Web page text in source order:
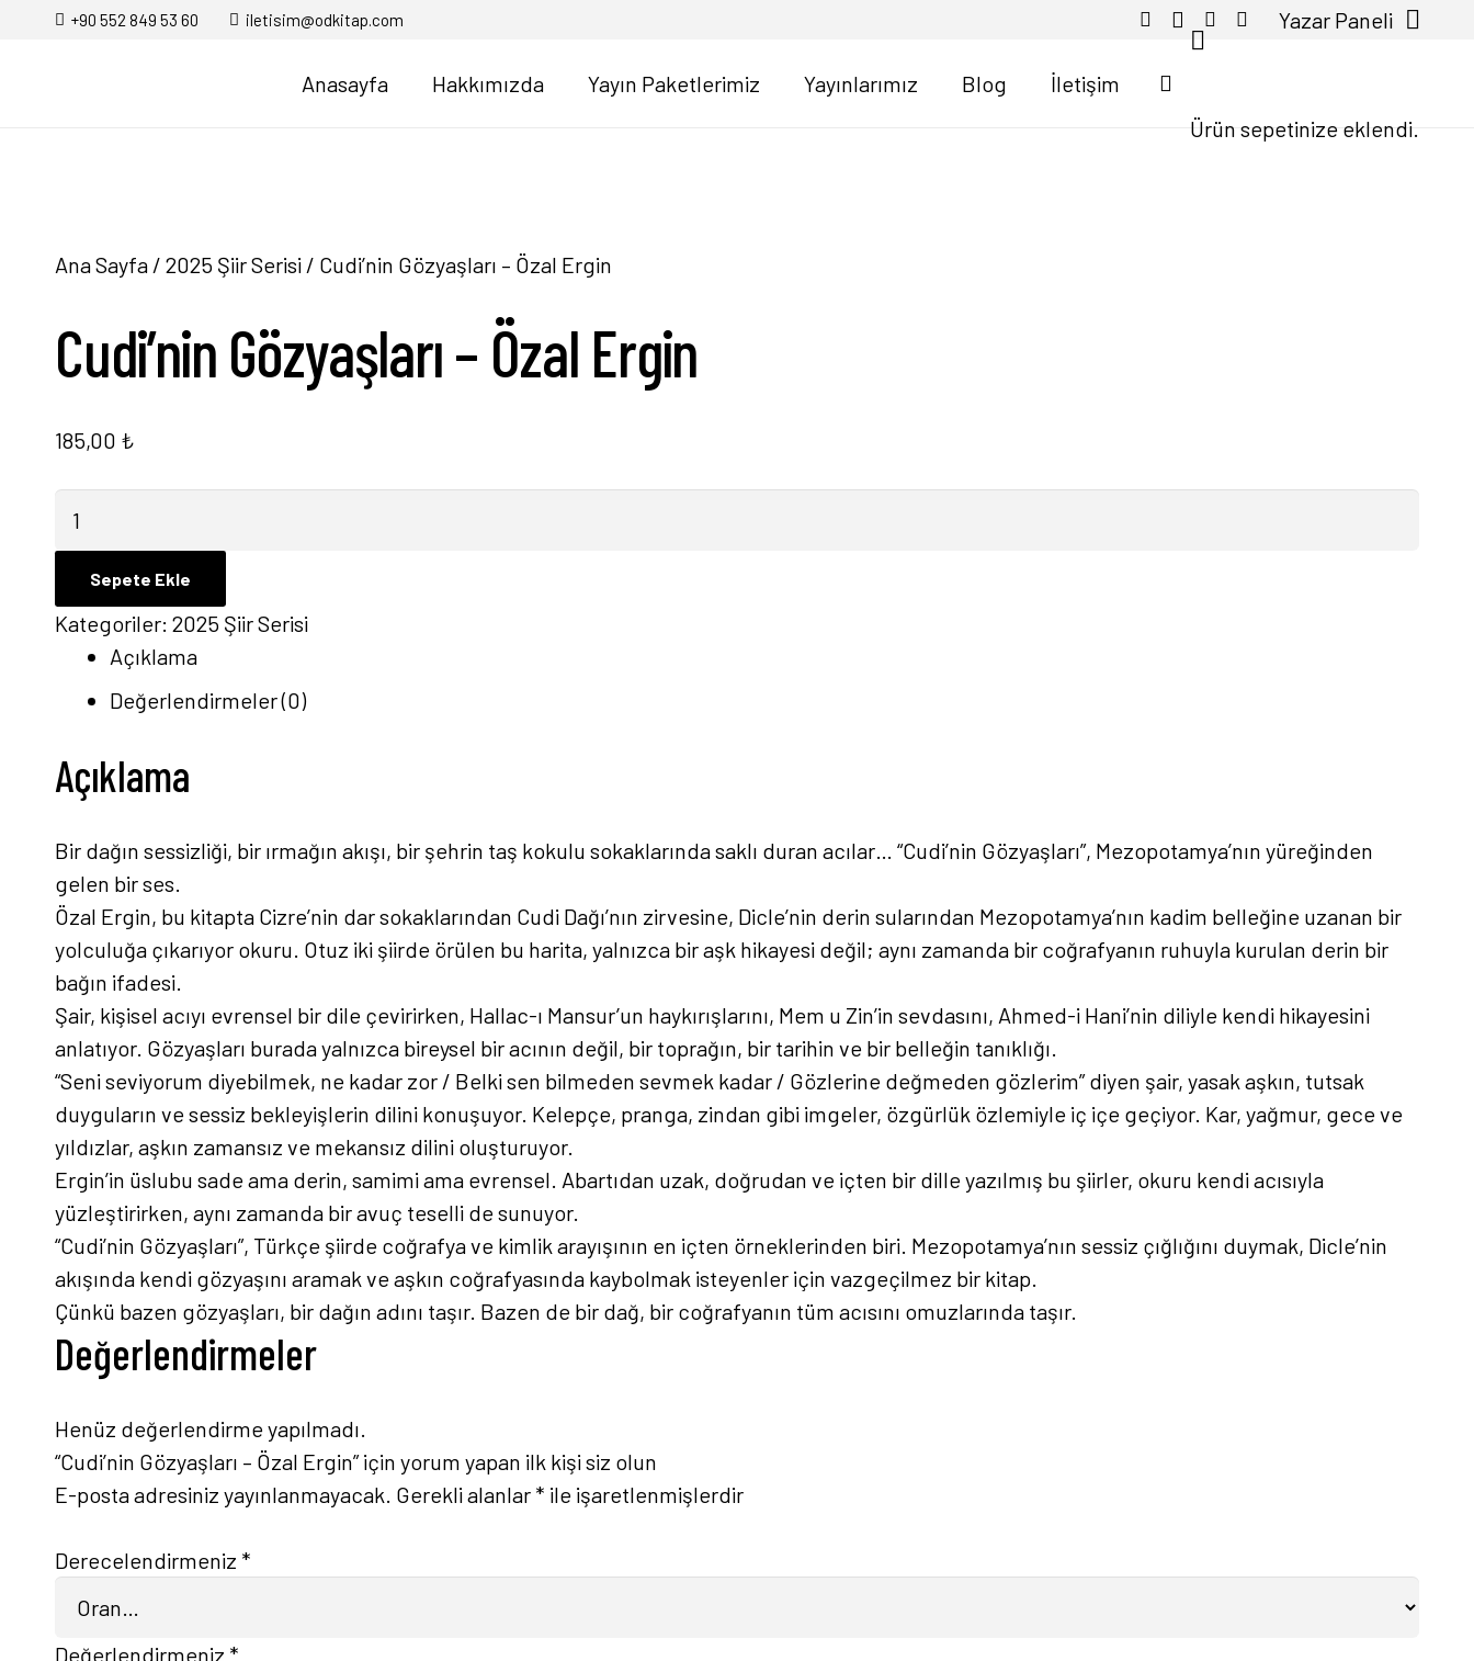
+90 552 849 53 60 iletisim@odkitap.com Yazar Paneli
Anasayfa Hakkımızda Yayın Paketlerimiz Yayınlarımız Blog
İletişim
Ürün sepetinize eklendi.
Ana Sayfa / 2025 Şiir Serisi / Cudi’nin Gözyaşları – Özal Ergin
Cudi’nin Gözyaşları – Özal Ergin
185,00 ₺
Gözyaşları
Özal
Ergin
adet
Sepete Ekle
Kategoriler: 2025 Şiir Serisi
Açıklama
Değerlendirmeler (0)
Açıklama
Bir dağın sessizliği, bir ırmağın akışı, bir şehrin taş kokulu sokaklarında saklı duran acılar… “Cudi’nin Gözyaşları”, Mezopotamya’nın yüreğinden
gelen bir ses.
Özal Ergin, bu kitapta Cizre’nin dar sokaklarından Cudi Dağı’nın zirvesine, Dicle’nin derin sularından Mezopotamya’nın kadim belleğine uzanan bir
yolculuğa çıkarıyor okuru. Otuz iki şiirde örülen bu harita, yalnızca bir aşk hikayesi değil; aynı zamanda bir coğrafyanın ruhuyla kurulan derin bir
bağın ifadesi.
Şair, kişisel acıyı evrensel bir dile çevirirken, Hallac-ı Mansur’un haykırışlarını, Mem u Zin’in sevdasını, Ahmed-i Hani’nin diliyle kendi hikayesini
anlatıyor. Gözyaşları burada yalnızca bireysel bir acının değil, bir toprağın, bir tarihin ve bir belleğin tanıklığı.
“Seni seviyorum diyebilmek, ne kadar zor / Belki sen bilmeden sevmek kadar / Gözlerine değmeden gözlerim” diyen şair, yasak aşkın, tutsak
duyguların ve sessiz bekleyişlerin dilini konuşuyor. Kelepçe, pranga, zindan gibi imgeler, özgürlük özlemiyle iç içe geçiyor. Kar, yağmur, gece ve
yıldızlar, aşkın zamansız ve mekansız dilini oluşturuyor.
Ergin’in üslubu sade ama derin, samimi ama evrensel. Abartıdan uzak, doğrudan ve içten bir dille yazılmış bu şiirler, okuru kendi acısıyla
yüzleştirirken, aynı zamanda bir avuç teselli de sunuyor.
“Cudi’nin Gözyaşları”, Türkçe şiirde coğrafya ve kimlik arayışının en içten örneklerinden biri. Mezopotamya’nın sessiz çığlığını duymak, Dicle’nin
akışında kendi gözyaşını aramak ve aşkın coğrafyasında kaybolmak isteyenler için vazgeçilmez bir kitap.
Çünkü bazen gözyaşları, bir dağın adını taşır. Bazen de bir dağ, bir coğrafyanın tüm acısını omuzlarında taşır.
Değerlendirmeler
Henüz değerlendirme yapılmadı.
“Cudi’nin Gözyaşları – Özal Ergin” için yorum yapan ilk kişi siz olun
E-posta adresiniz yayınlanmayacak. Gerekli alanlar * ile işaretlenmişlerdir
Derecelendirmeniz *
Değerlendirmeniz *